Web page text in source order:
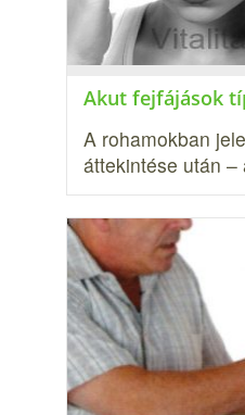
Akut fejfájások
A rohamokban
áttekintése után